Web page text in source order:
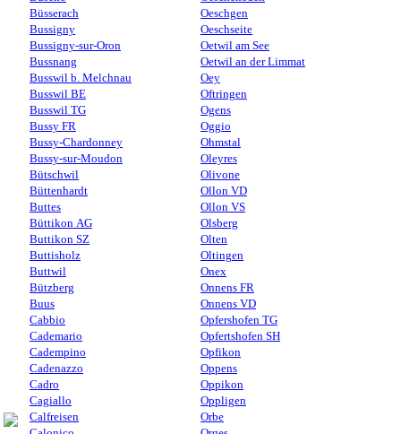
Büsserach
Bussigny
Bussigny-sur-Oron
Bussnang
Busswil b. Melchnau
Busswil BE
Busswil TG
Bussy FR
Bussy-Chardonney
Bussy-sur-Moudon
Bütschwil
Büttenhardt
Buttes
Büttikon AG
Buttikon SZ
Buttisholz
Buttwil
Bützberg
Buus
Cabbio
Cademario
Cadempino
Cadenazzo
Cadro
Cagiallo
Calfreisen
Oeschgen
Oeschseite
Oetwil am See
Oetwil an der Limmat
Oey
Oftringen
Ogens
Oggio
Ohmstal
Oleyres
Olivone
Ollon VD
Ollon VS
Olsberg
Olten
Oltingen
Onex
Onnens FR
Onnens VD
Opfershofen TG
Opfertshofen SH
Opfikon
Oppens
Oppikon
Oppligen
Orbe